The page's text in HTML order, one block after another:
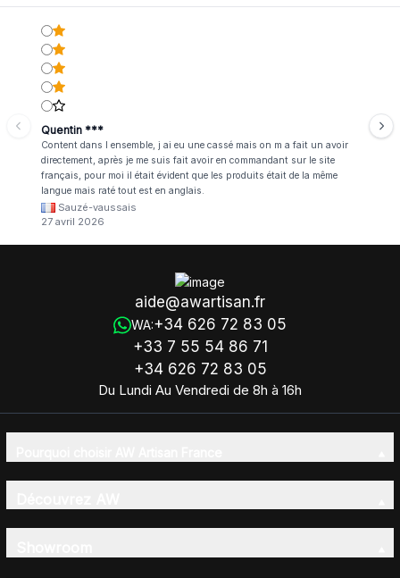
Quentin ***
Content dans l ensemble, j ai eu une cassé mais on m a fait un avoir
directement, après je me suis fait avoir en commandant sur le site
français, pour moi il était évident que les produits était de la même
langue mais raté tout est en anglais.
Sauzé-vaussais
27 avril 2026
aide@awartisan.fr
WA:+34 626 72 83 05
+33 7 55 54 86 71
+34 626 72 83 05
Du Lundi Au Vendredi de 8h à 16h